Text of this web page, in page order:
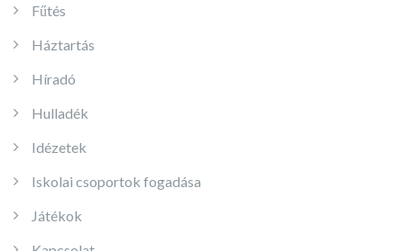
Fűtés
Háztartás
Híradó
Hulladék
Idézetek
Iskolai csoportok fogadása
Játékok